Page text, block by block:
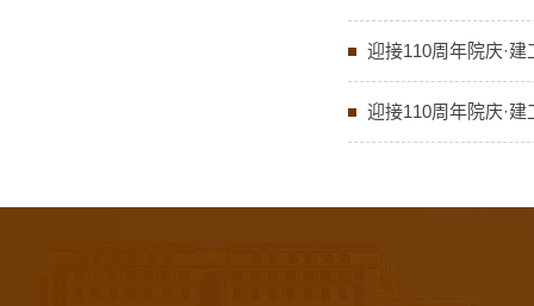
迎接110周年院庆·建
迎接110周年院庆·建